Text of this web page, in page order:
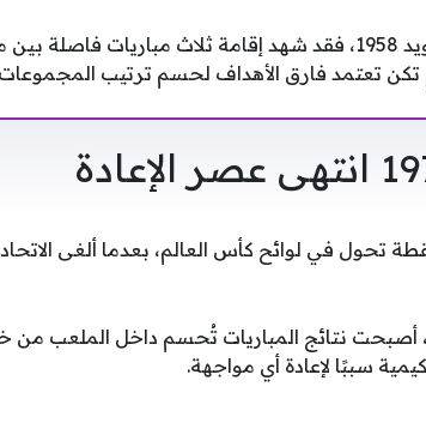
أما مونديال السويد 1958، فقد شهد إقامة ثلاث
تكن تعتمد فارق الأهداف لحسم ترتيب
عام 1978 نقطة تحول في لوائح كأس العالم، بعدما ألغى
أصبحت نتائج المباريات تُحسم داخل الملعب من
سببًا لإعادة أي مواجهة.